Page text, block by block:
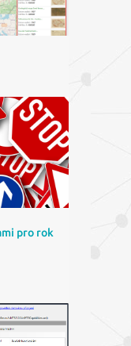
pro rok